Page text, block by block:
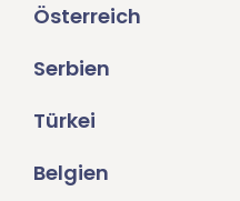
Österreich
Serbien
Türkei
Belgien